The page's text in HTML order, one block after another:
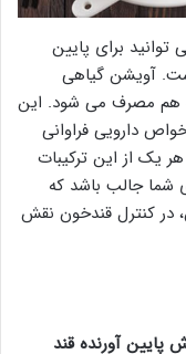
برای پایین
آویشن گیاهی
هم مصرف می شود. این
دارویی فراوانی
یک از این ترکیبات
شما جالب باشد که
در کنترل قندخون نقش
پایین آورنده قند